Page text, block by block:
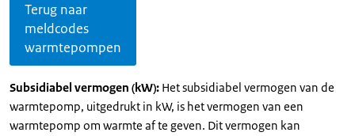
Terug naar
meldcodes
warmtepompen
Subsidiabel vermogen (kW): Het subsidiabel vermogen van de
warmtepomp, uitgedrukt in kW, is het vermogen van een
warmtepomp om warmte af te geven. Dit vermogen kan